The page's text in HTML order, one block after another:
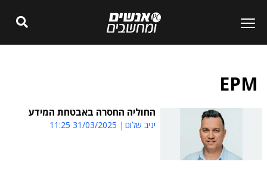
EPM
החוליה החסרה באבטחת המידע
יניב שלום 31/03/2025 11:25